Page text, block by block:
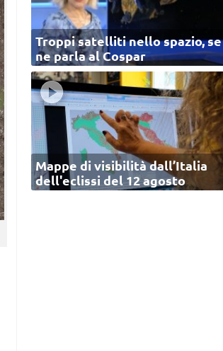
Troppi satelliti nello spazio, se
ne parla al Cospar
Mappe di visibilità dall’Italia
dell'eclissi del 12 agosto